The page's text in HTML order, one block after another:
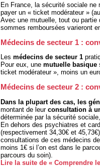
En France, la sécurité sociale ne
payer un « ticket modérateur »
Avec une mutuelle, tout ou
sommes remboursées varieront
Médecins de secteur 1 :
Les médecins de secteur 1
Pour eux, une mutuelle basique
ticket modérateur », moins un
Médecins de secteur 2 :
Dans la plupart des cas, les
montant de leur consultation à
déterminée par la sécurité
En dehors des psychiatres et
(respectivement 34,30€ et
consultations de ces médecins
moins 1€ si l’on est dans le
parcours du soin).
Lire la suite de « Comprendre